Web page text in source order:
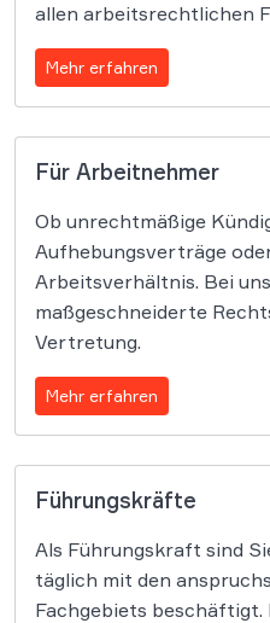
allen arbeitsrechtlichen
Mehr erfahren
Für Arbeitnehmer
Ob unrechtmäßige
Aufhebungsverträge
Arbeitsverhältnis. Bei
maßgeschneiderte
Vertretung.
Mehr erfahren
Führungskräfte
Als Führungskraft sind
täglich mit den
Fachgebiets beschäftigt.